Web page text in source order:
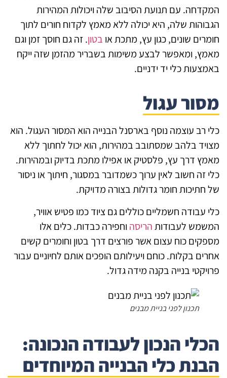
עם תנועת הסיבוב שלה ויכולות המהירות
שלה, היא יכולה ללא מאמץ לקדוח חורים לתוך
שונים, כגון עץ, מתכת אובטון. זה גם חוסך זמן וגם
ומאפשר לבצע משימות בשבריר מהזמן שזה ייקח
כלי יד ידניים.
עגול
רב עוצמה נוסף בארסנל הבנייה הוא המסור העגול. הוא
בלהב שמסתובב במהירות, הוא יכול לחתוך ללא
דרך עץ, פלסטיק או אפילו מתכת בדיוק ובמהירות.
זה חשוב לאין ערוך כשמדובר במסגור, חיתוך או ניסור
חתיכות חומר גדולות בצורה מדויקת.
עבודה חשמליים כוללים גם ציוד כמו פטיש אוויר,
לעבודותהריסהוחפירה כבדות. כלים אלו
כוח עצום אשר פורצים דרך בטון וחומרים קשים
בקלות. כוחם ויעילותם הופכים אותם לחיוניים עבור
בנייה בקנה מידה גדול.
תכנון לפני בניית מבנים
הנכון לעבודה הנכונה:
כלי הבנייה המיוחדים